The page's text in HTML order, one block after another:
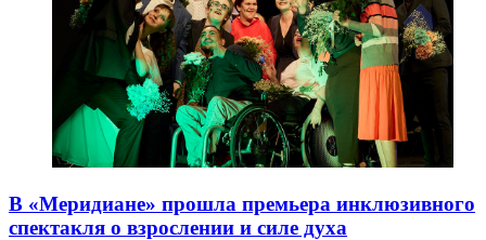
В «Меридиане» прошла премьера инклюзивного
спектакля о взрослении и силе духа